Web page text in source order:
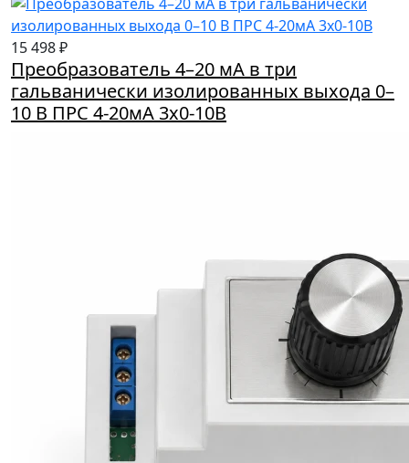
15 498 ₽
Преобразователь 4–20 мА в три
гальванически изолированных выхода 0–
10 В ПРС 4-20мА 3х0-10В